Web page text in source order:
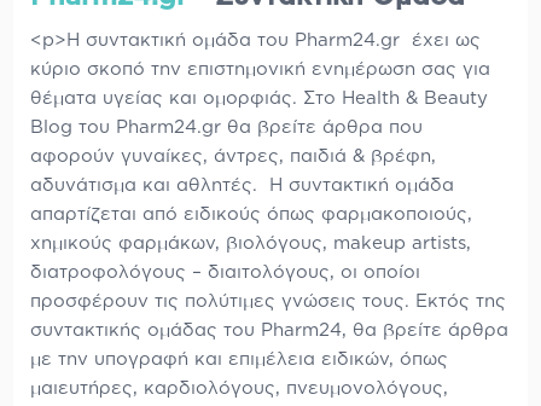
<p>Η συντακτική ομάδα του Pharm24.gr έχει ως
κύριο σκοπό την επιστημονική ενημέρωση σας για
θέματα υγείας και ομορφιάς. Στο Health & Beauty
Blog του Pharm24.gr θα βρείτε άρθρα που
αφορούν γυναίκες, άντρες, παιδιά & βρέφη,
αδυνάτισμα και αθλητές. Η συντακτική ομάδα
απαρτίζεται από ειδικούς όπως φαρμακοποιούς,
χημικούς φαρμάκων, βιολόγους, makeup artists,
διατροφολόγους – διαιτολόγους, οι οποίοι
προσφέρουν τις πολύτιμες γνώσεις τους. Εκτός της
συντακτικής ομάδας του Pharm24, θα βρείτε άρθρα
με την υπογραφή και επιμέλεια ειδικών, όπως
μαιευτήρες, καρδιολόγους, πνευμονολόγους,